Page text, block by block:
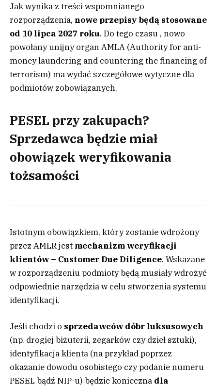
Jak wynika z treści wspomnianego
rozporządzenia, nowe przepisy będą stosowane
od 10 lipca 2027 roku. Do tego czasu , nowo
powołany unijny organ AMLA (Authority for anti-
money laundering and countering the financing of
terrorism) ma wydać szczegółowe wytyczne dla
podmiotów zobowiązanych.
PESEL przy zakupach?
Sprzedawca będzie miał
obowiązek weryfikowania
tożsamości
Istotnym obowiązkiem, który zostanie wdrożony
przez AMLR jest mechanizm weryfikacji
klientów – Customer Due Diligence. Wskazane
w rozporządzeniu podmioty będą musiały wdrożyć
odpowiednie narzędzia w celu stworzenia systemu
identyfikacji.
Jeśli chodzi o sprzedawców dóbr luksusowych
(np. drogiej biżuterii, zegarków czy dzieł sztuki),
identyfikacja klienta (na przykład poprzez
okazanie dowodu osobistego czy podanie numeru
PESEL bądź NIP-u) będzie konieczna dla